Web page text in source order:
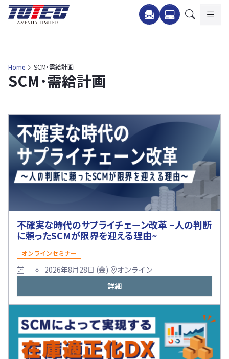
Home SCM･需給計画
SCM･需給計画
不確実な時代のサプライチェーン改革 ~人の判断
に頼ったSCMが限界を迎える理由~
オンラインセミナー
2026年8月28日 (金)
オンライン
詳細